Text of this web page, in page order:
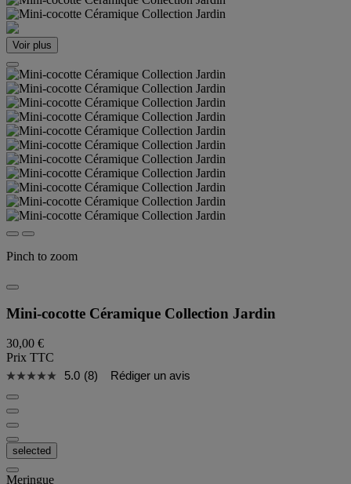
Voir plus
Pinch to zoom
Mini-cocotte Céramique Collection Jardin
30,00 €
Prix TTC
5.0 (8) Rédiger un avis
selected
Meringue